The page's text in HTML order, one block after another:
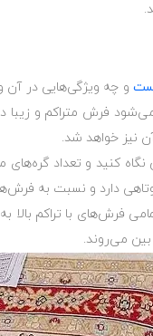
نیز خواهد شد.
فرش‌های با تراکم بالا
می‌روند.